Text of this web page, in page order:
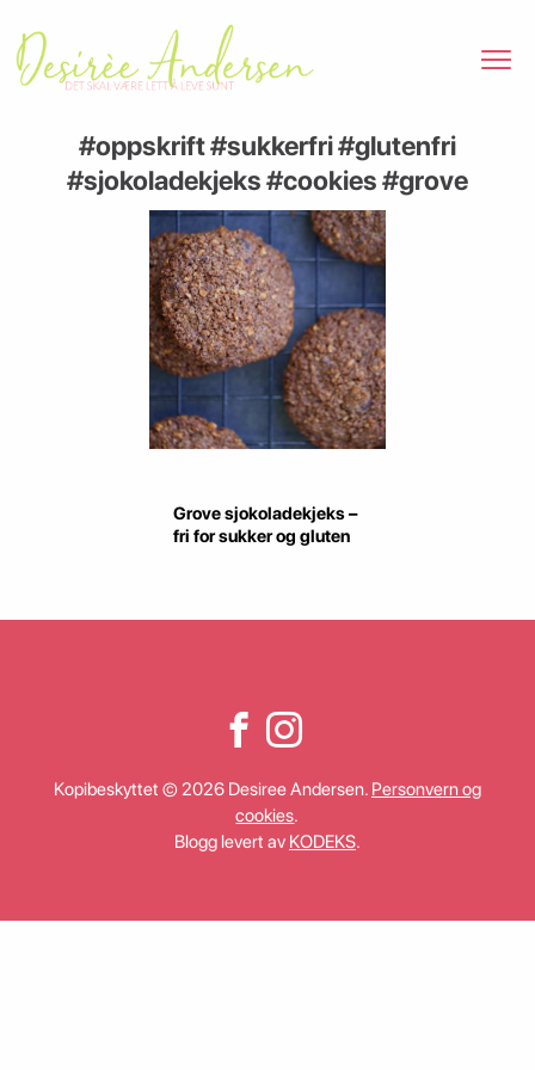
#oppskrift #sukkerfri #glutenfri
#sjokoladekjeks #cookies #grove
Grove sjokoladekjeks –
fri for sukker og gluten
Kopibeskyttet © 2026 Desiree Andersen. Personvern og
cookies.
Blogg levert av KODEKS.